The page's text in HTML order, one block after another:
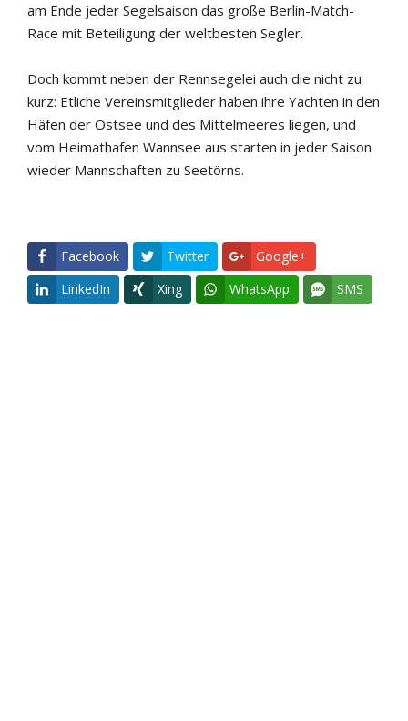
am Ende jeder Segelsaison das große Berlin-Match-
Race mit Beteiligung der weltbesten Segler.
Doch kommt neben der Rennsegelei auch die nicht zu
kurz: Etliche Vereinsmitglieder haben ihre Yachten in den
Häfen der Ostsee und des Mittelmeeres liegen, und
vom Heimathafen Wannsee aus starten in jeder Saison
wieder Mannschaften zu Seetörns.
Facebook Twitter
Google+
LinkedIn
Xing WhatsApp SMS